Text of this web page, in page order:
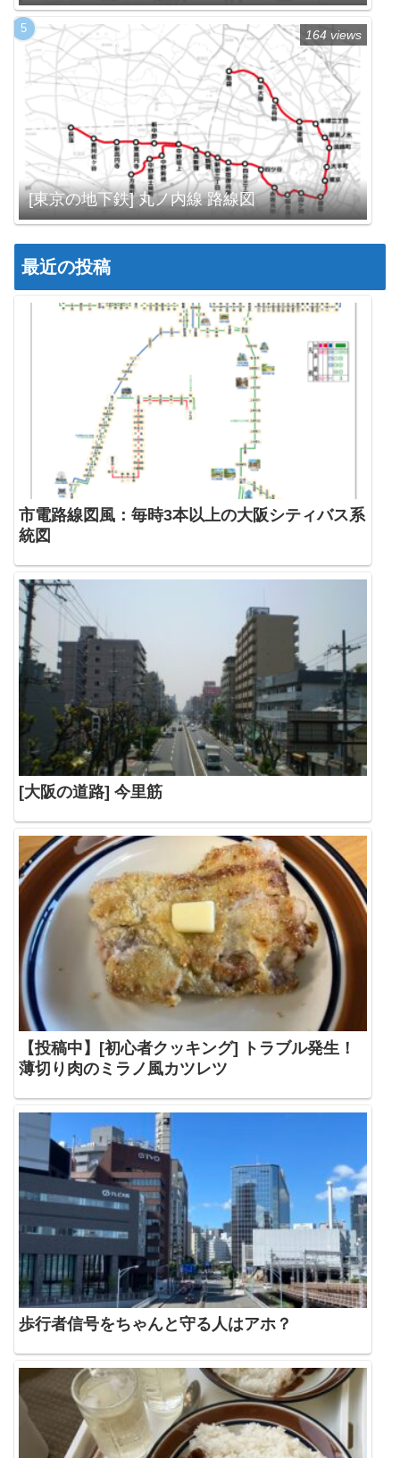
[東京の地下鉄] 丸ノ内線 路線図
164 views
最近の投稿
市電路線図風：毎時3本以上の大阪シティバス系
統図
[大阪の道路] 今里筋
【投稿中】[初心者クッキング] トラブル発生！
薄切り肉のミラノ風カツレツ
歩行者信号をちゃんと守る人はアホ？